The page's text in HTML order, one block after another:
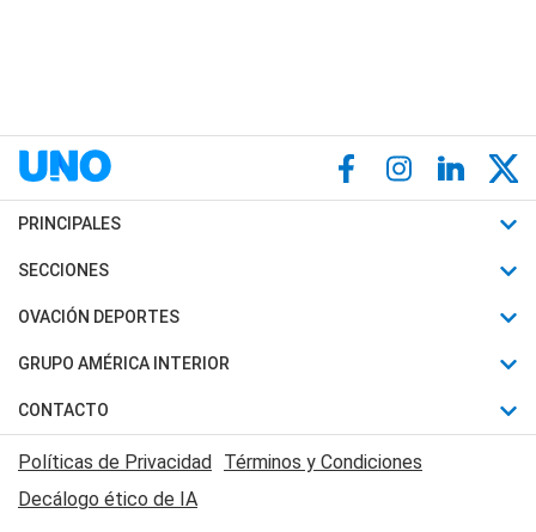
PRINCIPALES
Últimas Noticias
Política
Judiciales
Economia
SECCIONES
Horóscopo
Motores
Trucos caseros
Series y Películas
Edictos y Solicitadas
OVACIÓN DEPORTES
Fútbol
Mundial
Automovilismo
Rugby
GRUPO AMÉRICA INTERIOR
Canal 7 en Vivo
CONTACTO
Acerca de Nosotros
Contactanos
Políticas de Privacidad Términos y Condiciones
Decálogo ético de IA